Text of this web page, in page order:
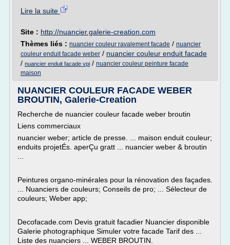
Lire la suite
Site : http://nuancier.galerie-creation.com
Thèmes liés : nuancier couleur ravalement facade / nuancier
couleur enduit facade weber / nuancier couleur enduit facade
/ nuancier enduit facade vpi / nuancier couleur peinture facade
maison
NUANCIER COULEUR FACADE WEBER
BROUTIN, Galerie-Creation
Recherche de nuancier couleur facade weber broutin
Liens commerciaux
nuancier weber; article de presse. ... maison enduit couleur;
enduits projetÉs. aperÇu gratt ... nuancier weber & broutin
Peintures organo-minérales pour la rénovation des façades.
... Nuanciers de couleurs; Conseils de pro; ... Sélecteur de
couleurs; Weber app;
Decofacade.com Devis gratuit facadier Nuancier disponible
Galerie photographique Simuler votre facade Tarif des ...
Liste des nuanciers ... WEBER BROUTIN.